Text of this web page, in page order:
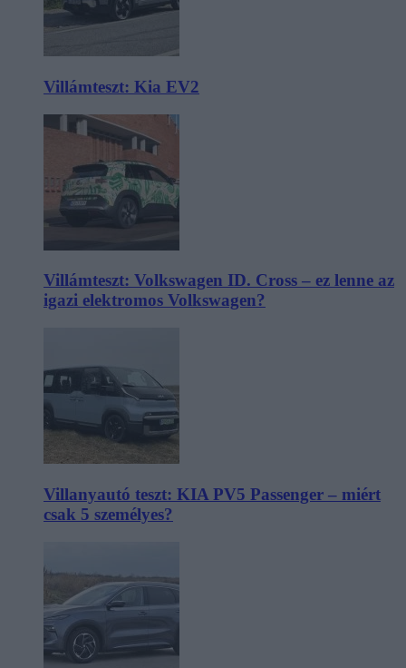
Villámteszt: Kia EV2
Villámteszt: Volkswagen ID. Cross – ez lenne az
igazi elektromos Volkswagen?
Villanyautó teszt: KIA PV5 Passenger – miért
csak 5 személyes?